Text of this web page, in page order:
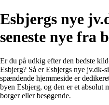
Esbjergs nye
seneste nye fra
Er du på udkig efter den bedste
Esbjerg? Så er Esbjergs nye jv.dk-
spændende hjemmeside er
byen Esbjerg, og den er et absolut
borger eller besøgende.